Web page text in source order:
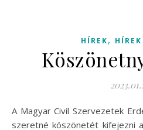
HÍREK,
A Magyar Civil Szervezetek Erdélyi Szövetsége ez úton is
szeretné köszönetét kifejezni